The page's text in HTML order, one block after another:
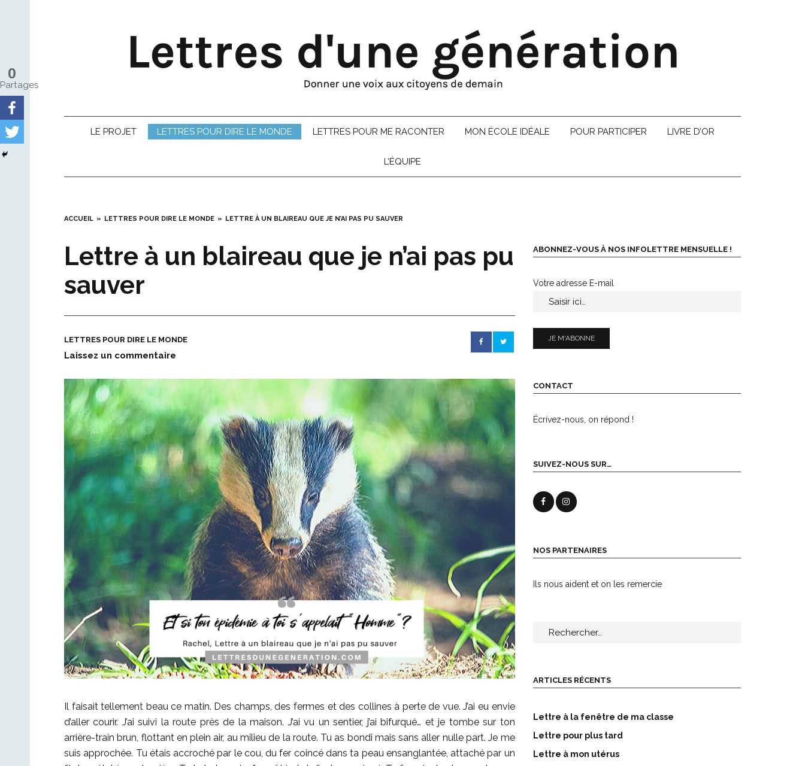
LE PROJET LETTRES POUR DIRE LE MONDE LETTRES POUR ME RACONTER MON ÉCOLE IDÉALE POUR PARTICIPER LIVRE D’OR
L’ÉQUIPE
ACCUEIL LETTRES POUR DIRE LE MONDE LETTRE À UN BLAIREAU QUE JE N’AI PAS PU SAUVER
Lettre à un blaireau que je n’ai pas pu
sauver
LETTRES POUR DIRE LE MONDE
Laissez un commentaire
Il faisait tellement beau ce matin. Des champs, des fermes et des collines à perte de vue. J’ai eu envie
d’aller courir. J’ai suivi la route près de la maison. J’ai vu un sentier, j’ai bifurqué… et je tombe sur ton
arrière-train brun, flottant en plein air, au milieu de la route. Tu as bondi mais sans aller nulle part. Je me
suis approchée. Tu étais accroché par le cou, du fer coincé dans ta peau ensanglantée, attaché par un
0
Partages
ABONNEZ-VOUS À NOS INFOLETTRE MENSUELLE !
Votre adresse E-mail
CONTACT
Écrivez-nous, on répond !
SUIVEZ-NOUS SUR…
NOS PARTENAIRES
Ils nous aident et on les remercie
Rechercher :
ARTICLES RÉCENTS
Lettre à la fenêtre de ma classe
Lettre pour plus tard
Lettre à mon utérus